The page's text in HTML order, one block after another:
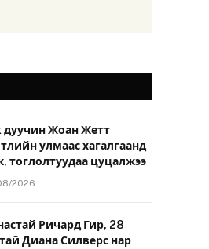
дуучин Жоан Жетт
улмаас хагалгаанд
тоглолтуудаа цуцалжээ
2026
Ричард Гир, 28
Диана Силверс нар